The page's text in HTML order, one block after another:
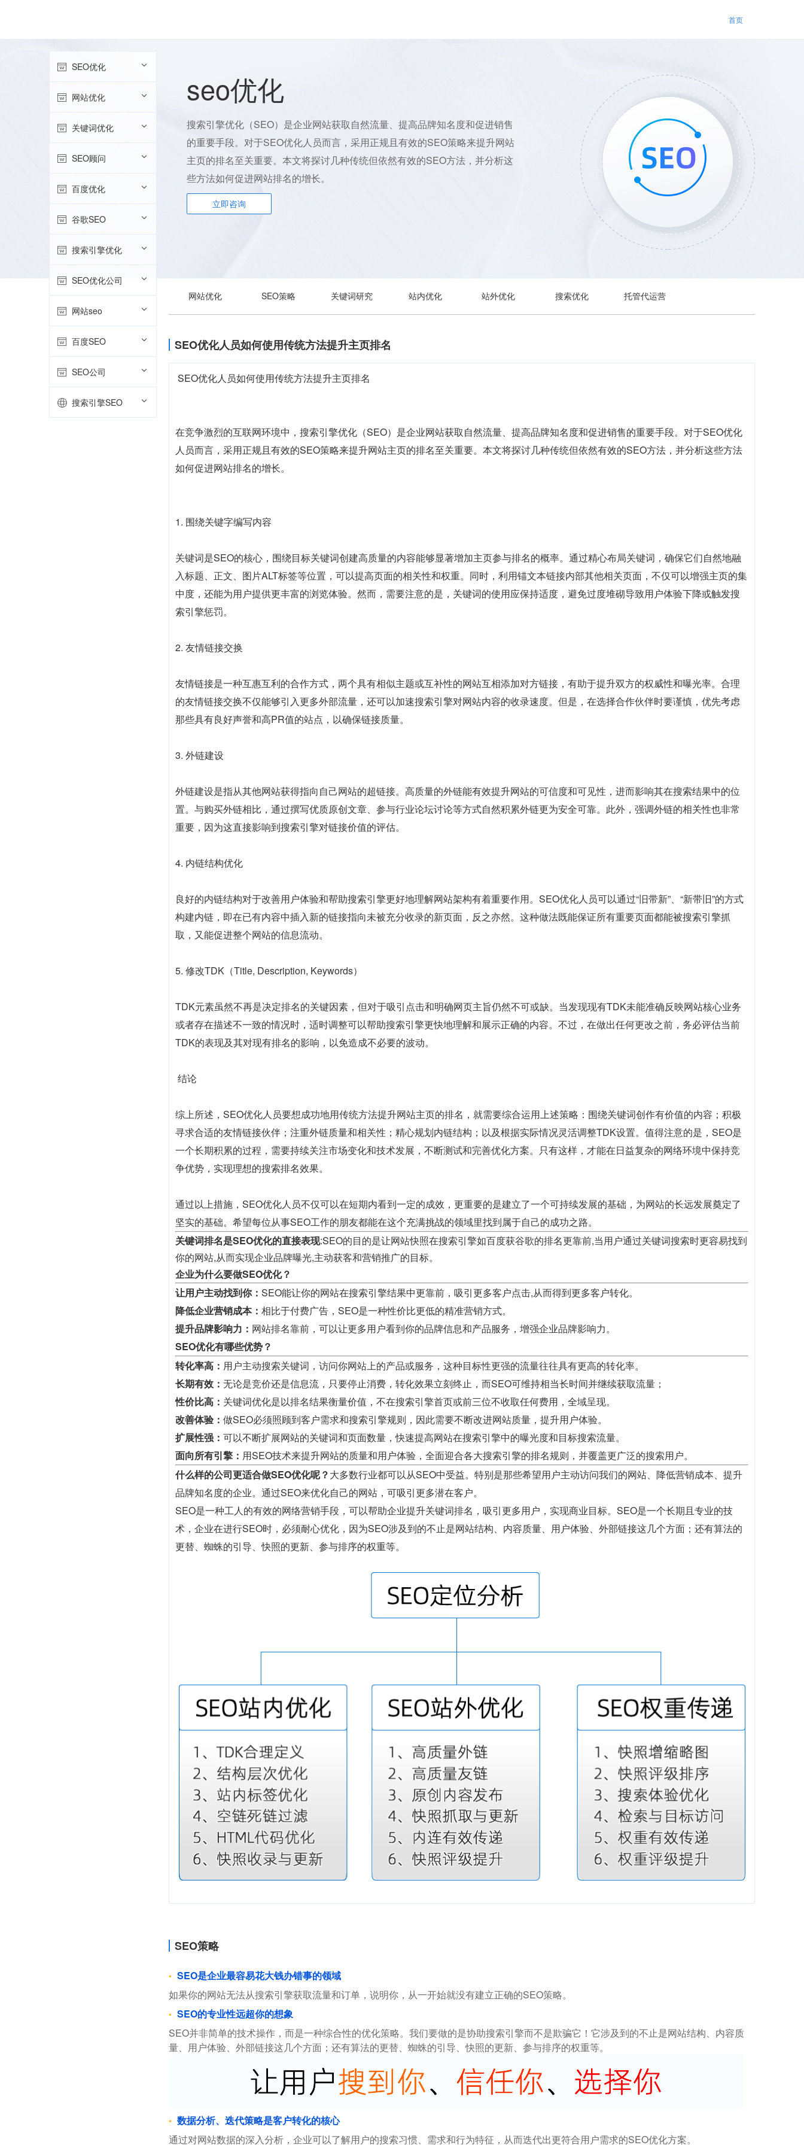
首页
seo优化
搜索引擎优化（SEO）是企业网站获取自然流量、提高品牌知名度和促进销售
的重要手段。对于SEO优化人员而言，采用正规且有效的SEO策略来提升网站
主页的排名至关重要。本文将探讨几种传统但依然有效的SEO方法，并分析这
些方法如何促进网站排名的增长。
立即咨询
SEO优化
网站优化
关键词优化
SEO顾问
百度优化
谷歌SEO
搜索引擎优化
SEO优化公司
网站seo
百度SEO
SEO公司
搜索引擎SEO
网站优化 SEO策略 关键词研究 站内优化 站外优化 搜索优化 托管代运营
SEO优化人员如何使用传统方法提升主页排名
SEO优化人员如何使用传统方法提升主页排名
在竞争激烈的互联网环境中，搜索引擎优化（SEO）是企业网站获取自然流量、提高品牌知名度和促进销售的重要手段。对于SEO优化
人员而言，采用正规且有效的SEO策略来提升网站主页的排名至关重要。本文将探讨几种传统但依然有效的SEO方法，并分析这些方法
如何促进网站排名的增长。
1. 围绕关键字编写内容
关键词是SEO的核心，围绕目标关键词创建高质量的内容能够显著增加主页参与排名的概率。通过精心布局关键词，确保它们自然地融
入标题、正文、图片ALT标签等位置，可以提高页面的相关性和权重。同时，利用锚文本链接内部其他相关页面，不仅可以增强主页的集
中度，还能为用户提供更丰富的浏览体验。然而，需要注意的是，关键词的使用应保持适度，避免过度堆砌导致用户体验下降或触发搜
索引擎惩罚。
2. 友情链接交换
友情链接是一种互惠互利的合作方式，两个具有相似主题或互补性的网站互相添加对方链接，有助于提升双方的权威性和曝光率。合理
的友情链接交换不仅能够引入更多外部流量，还可以加速搜索引擎对网站内容的收录速度。但是，在选择合作伙伴时要谨慎，优先考虑
那些具有良好声誉和高PR值的站点，以确保链接质量。
3. 外链建设
外链建设是指从其他网站获得指向自己网站的超链接。高质量的外链能有效提升网站的可信度和可见性，进而影响其在搜索结果中的位
置。与购买外链相比，通过撰写优质原创文章、参与行业论坛讨论等方式自然积累外链更为安全可靠。此外，强调外链的相关性也非常
重要，因为这直接影响到搜索引擎对链接价值的评估。
4. 内链结构优化
良好的内链结构对于改善用户体验和帮助搜索引擎更好地理解网站架构有着重要作用。SEO优化人员可以通过“旧带新”、“新带旧”的方式
构建内链，即在已有内容中插入新的链接指向未被充分收录的新页面，反之亦然。这种做法既能保证所有重要页面都能被搜索引擎抓
取，又能促进整个网站的信息流动。
5. 修改TDK（Title, Description, Keywords）
TDK元素虽然不再是决定排名的关键因素，但对于吸引点击和明确网页主旨仍然不可或缺。当发现现有TDK未能准确反映网站核心业务
或者存在描述不一致的情况时，适时调整可以帮助搜索引擎更快地理解和展示正确的内容。不过，在做出任何更改之前，务必评估当前
TDK的表现及其对现有排名的影响，以免造成不必要的波动。
结论
综上所述，SEO优化人员要想成功地用传统方法提升网站主页的排名，就需要综合运用上述策略：围绕关键词创作有价值的内容；积极
寻求合适的友情链接伙伴；注重外链质量和相关性；精心规划内链结构；以及根据实际情况灵活调整TDK设置。值得注意的是，SEO是
一个长期积累的过程，需要持续关注市场变化和技术发展，不断测试和完善优化方案。只有这样，才能在日益复杂的网络环境中保持竞
争优势，实现理想的搜索排名效果。
通过以上措施，SEO优化人员不仅可以在短期内看到一定的成效，更重要的是建立了一个可持续发展的基础，为网站的长远发展奠定了
坚实的基础。希望每位从事SEO工作的朋友都能在这个充满挑战的领域里找到属于自己的成功之路。
关键词排名是SEO优化的直接表现:SEO的目的是让网站快照在搜索引擎如百度获谷歌的排名更靠前,当用户通过关键词搜索时更容易找到
你的网站,从而实现企业品牌曝光,主动获客和营销推广的目标。
企业为什么要做SEO优化？
让用户主动找到你： SEO能让你的网站在搜索引擎结果中更靠前，吸引更多客户点击,从而得到更多客户转化。
降低企业营销成本： 相比于付费广告，SEO是一种性价比更低的精准营销方式。
提升品牌影响力： 网站排名靠前，可以让更多用户看到你的品牌信息和产品服务，增强企业品牌影响力。
SEO优化有哪些优势？
转化率高： 用户主动搜索关键词，访问你网站上的产品或服务，这种目标性更强的流量往往具有更高的转化率。
长期有效： 无论是竞价还是信息流，只要停止消费，转化效果立刻终止，而SEO可维持相当长时间并继续获取流量；
性价比高： 关键词优化是以排名结果衡量价值，不在搜索引擎首页或前三位不收取任何费用，全域呈现。
改善体验： 做SEO必须照顾到客户需求和搜索引擎规则，因此需要不断改进网站质量，提升用户体验。
扩展性强： 可以不断扩展网站的关键词和页面数量，快速提高网站在搜索引擎中的曝光度和目标搜索流量。
面向所有引擎： 用SEO技术来提升网站的质量和用户体验，全面迎合各大搜索引擎的排名规则，并覆盖更广泛的搜索用户。
什么样的公司更适合做SEO优化呢？大多数行业都可以从SEO中受益。特别是那些希望用户主动访问我们的网站、降低营销成本、提升
品牌知名度的企业。通过SEO来优化自己的网站，可吸引更多潜在客户。
SEO是一种工人的有效的网络营销手段，可以帮助企业提升关键词排名，吸引更多用户，实现商业目标。SEO是一个长期且专业的技
术，企业在进行SEO时，必须耐心优化，因为SEO涉及到的不止是网站结构、内容质量、用户体验、外部链接这几个方面；还有算法的
更替、蜘蛛的引导、快照的更新、参与排序的权重等。
SEO策略
SEO是企业最容易花大钱办错事的领域
如果你的网站无法从搜索引擎获取流量和订单，说明你，从一开始就没有建立正确的SEO策略。
SEO的专业性远超你的想象
SEO并非简单的技术操作，而是一种综合性的优化策略。我们要做的是协助搜索引擎而不是欺骗它！它涉及到的不止是网站结构、内容质
量、用户体验、外部链接这几个方面；还有算法的更替、蜘蛛的引导、快照的更新、参与排序的权重等。
数据分析、迭代策略是客户转化的核心
通过对网站数据的深入分析，企业可以了解用户的搜索习惯、需求和行为特征，从而迭代出更符合用户需求的SEO优化方案。